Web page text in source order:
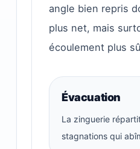
angle bien repris
plus net, mais
écoulement plus
Évacuation
La zinguerie
stagnations qui